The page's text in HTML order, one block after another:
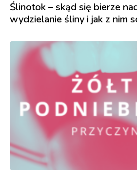
Ślinotok – skąd się bierze
wydzielanie śliny i jak z nim